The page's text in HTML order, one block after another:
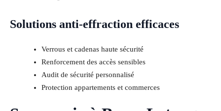
Solutions anti-effraction efficaces
Verrous et cadenas haute sécurité
Renforcement des accès sensibles
Audit de sécurité personnalisé
Protection appartements et commerces